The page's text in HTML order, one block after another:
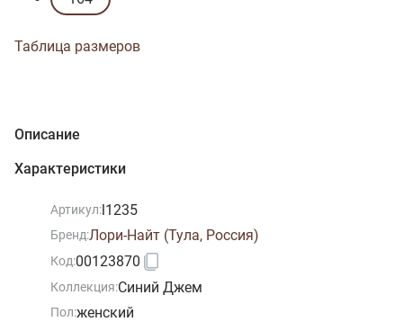
Таблица размеров
Описание
Характеристики
Артикул:l1235
Бренд:Лори-Найт (Тула, Россия)
Код:00123870
Коллекция:Синий Джем
Пол:женский